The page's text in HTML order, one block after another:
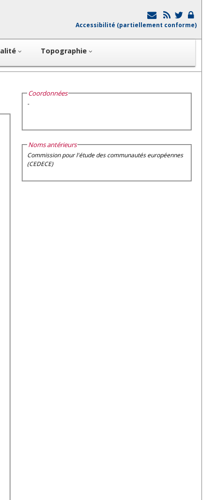
Accessibilité (partiellement conforme)
Topographie
Coordonnées
-
Noms antérieurs
Commission pour l'étude des communautés européennes
(CEDECE)